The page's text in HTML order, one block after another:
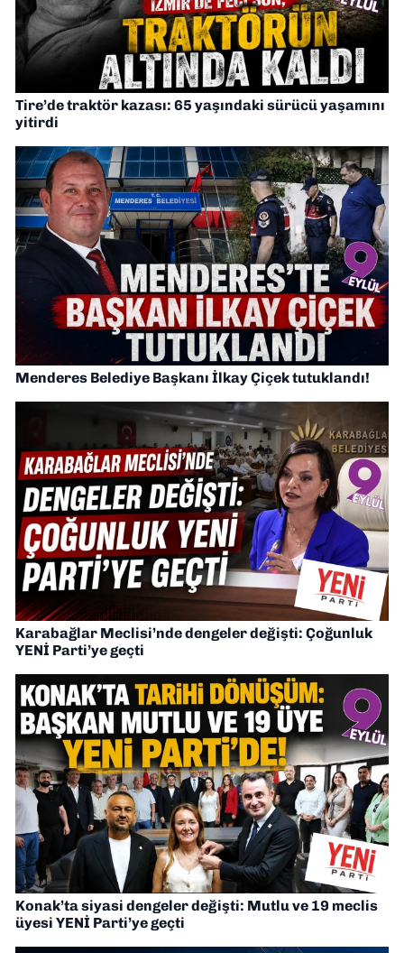
Tire’de traktör kazası: 65 yaşındaki sürücü yaşamını
yitirdi
Menderes Belediye Başkanı İlkay Çiçek tutuklandı!
Karabağlar Meclisi’nde dengeler değişti: Çoğunluk
YENİ Parti’ye geçti
Konak’ta siyasi dengeler değişti: Mutlu ve 19 meclis
üyesi YENİ Parti’ye geçti